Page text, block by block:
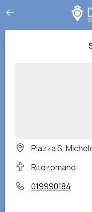
Piazza S.
Rito romano
019990184